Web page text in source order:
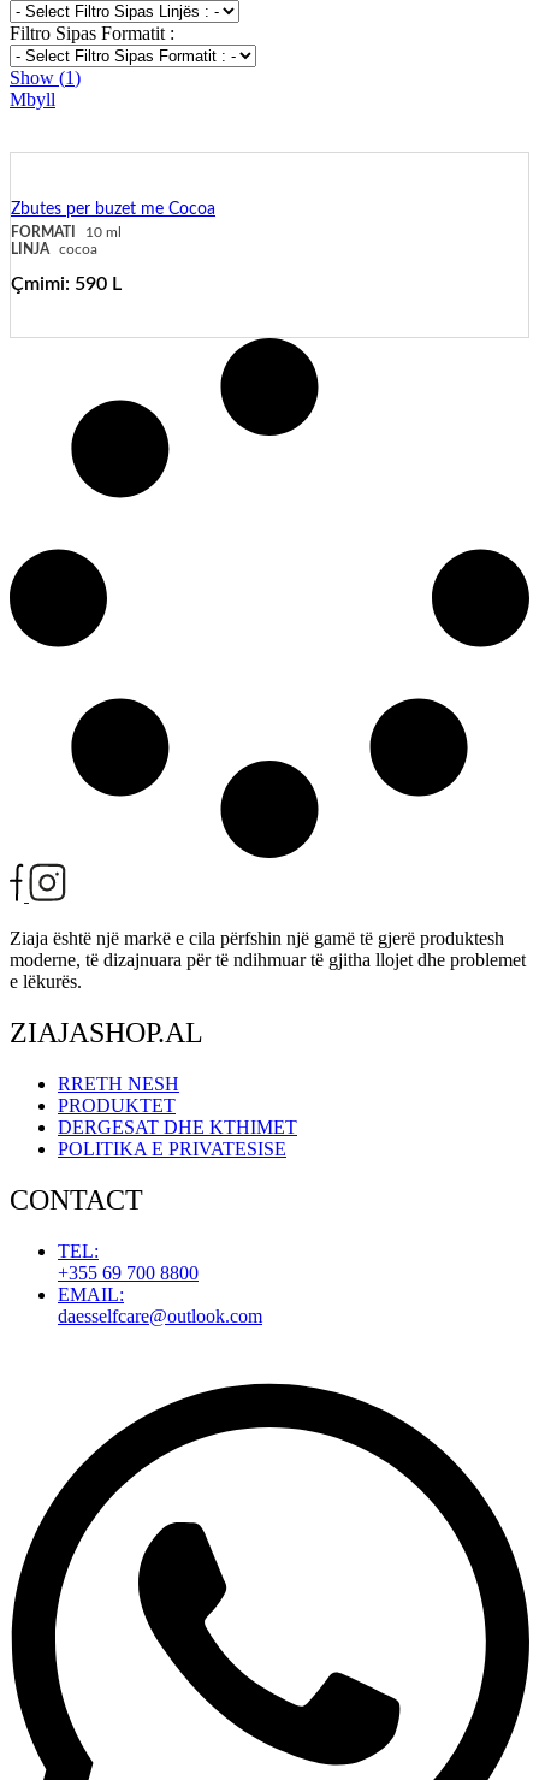
Filtro Sipas Formatit :
Show (1)
Mbyll
Zbutes per buzet me Cocoa
FORMATI
10 ml
LINJA
cocoa
Çmimi: 590 L
Ziaja është një markë e cila përfshin një gamë të gjerë produktesh
moderne, të dizajnuara për të ndihmuar të gjitha llojet dhe problemet
e lëkurës.
ZIAJASHOP.AL
RRETH NESH
PRODUKTET
DERGESAT DHE KTHIMET
POLITIKA E PRIVATESISE
CONTACT
TEL:
+355 69 700 8800
EMAIL:
daesselfcare@outlook.com